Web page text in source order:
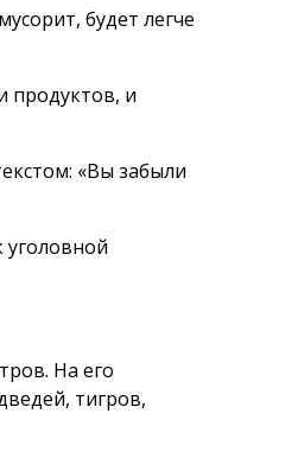
будет легче
продуктов, и
«Вы забыли
уголовной
На его
тигров,